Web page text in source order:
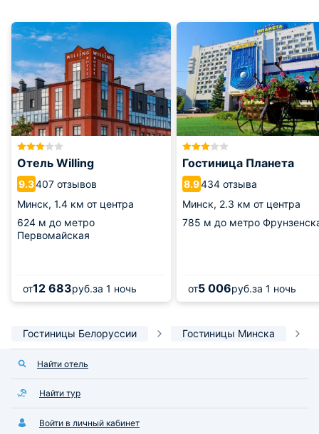
Отель Willing
9.3407 отзывов
Минск, 1.4 км от центра
624 м до метро
Первомайская
от12 683руб.за 1 ночь
Гостиница Планета
8.9434 отзыва
Минск, 2.3 км от центра
785 м до метро
от5 006руб.за 1 ночь
Гостиницы Белоруссии Гостиницы Минска
Найти отель
Найти тур
Войти в личный кабинет